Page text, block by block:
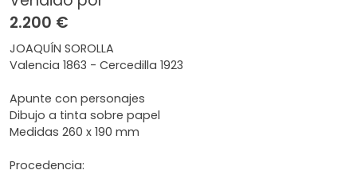
2.200 €
JOAQUÍN SOROLLA
Valencia 1863 - Cercedilla 1923
Apunte con personajes
Dibujo a tinta sobre papel
Medidas 260 x 190 mm
Procedencia: